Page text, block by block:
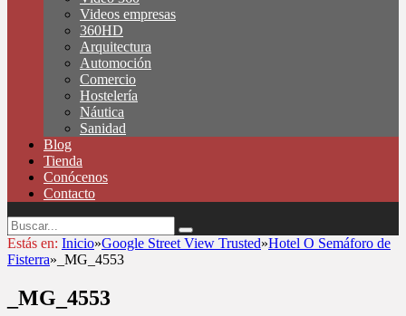
Videos empresas
360HD
Arquitectura
Automoción
Comercio
Hostelería
Náutica
Sanidad
Blog
Tienda
Conócenos
Contacto
Estás en: Inicio»Google Street View Trusted»Hotel O Semáforo de
Fisterra» _MG_4553
_MG_4553